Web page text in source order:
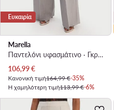
Ευκαιρία
Marella
Παντελόνι υφασμάτινο · Γκρι · Regular Fit
Τρέχουσα τιμή
106,99€
Κανονική τιμή164,99 €-35%
Η χαμηλότερη τιμή113,99 €-6%